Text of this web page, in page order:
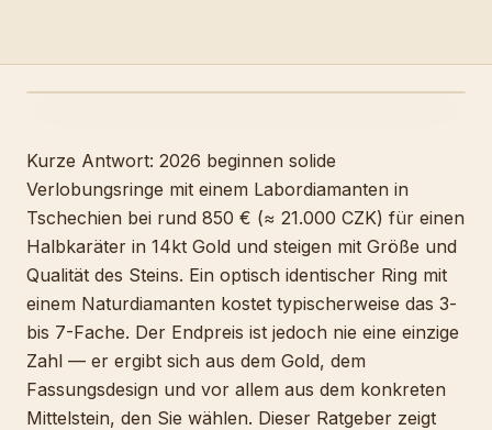
Kurze Antwort: 2026 beginnen solide
Verlobungsringe mit einem Labordiamanten in
Tschechien bei rund 850 € (≈ 21.000 CZK) für einen
Halbkaräter in 14kt Gold und steigen mit Größe und
Qualität des Steins. Ein optisch identischer Ring mit
einem Naturdiamanten kostet typischerweise das 3-
bis 7-Fache. Der Endpreis ist jedoch nie eine einzige
Zahl — er ergibt sich aus dem Gold, dem
Fassungsdesign und vor allem aus dem konkreten
Mittelstein, den Sie wählen. Dieser Ratgeber zeigt